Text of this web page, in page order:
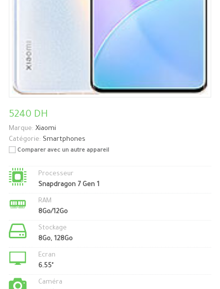
5240 DH
Marque: Xiaomi
Catégorie: Smartphones
Comparer avec un autre appareil
Processeur
Snapdragon 7 Gen 1
RAM
8Go/12Go
Stockage
8Go, 128Go
Ecran
6.55"
Caméra